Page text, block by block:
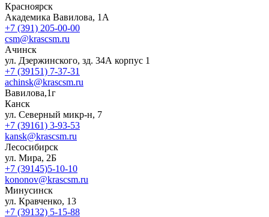
Красноярск
Академика Вавилова, 1А
+7 (391) 205-00-00
csm@krascsm.ru
Ачинск
ул. Дзержинского, зд. 34А корпус 1
+7 (39151) 7-37-31
achinsk@krascsm.ru
Вавилова,1г
Канск
ул. Северный микр-н, 7
+7 (39161) 3-93-53
kansk@krascsm.ru
Лесосибирск
ул. Мира, 2Б
+7 (39145)5-10-10
kononov@krascsm.ru
Минусинск
ул. Кравченко, 13
+7 (39132) 5-15-88